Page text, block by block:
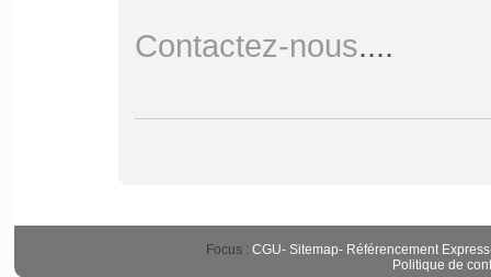
Contactez-nous....
Focus : CGU- Sitemap- Référencement Express
Politique de